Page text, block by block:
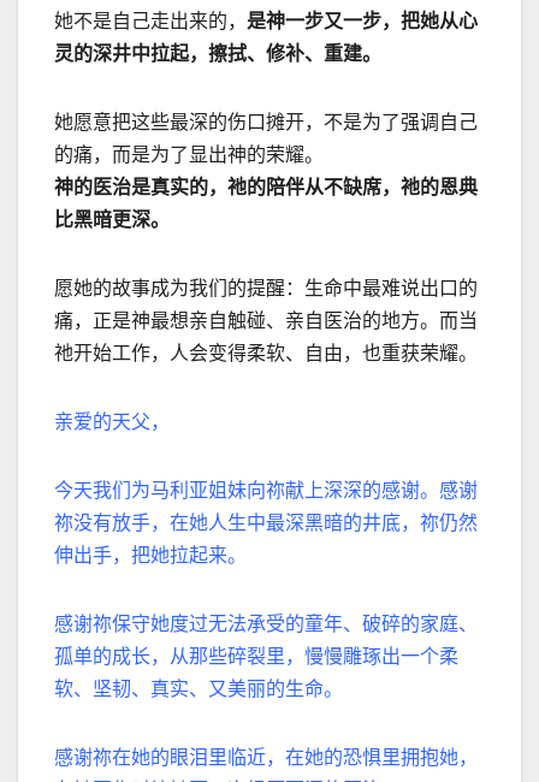
她不是自己走出来的， 是神一步又一步，把她从心
灵的深井中拉起，擦拭、修补、重建。
她愿意把这些最深的伤口摊开，不是为了强调自己
的痛，而是为了显出神的荣耀。
神的医治是真实的，祂的陪伴从不缺席，祂的恩典
比黑暗更深。
愿她的故事成为我们的提醒：生命中最难说出口的
痛，正是神最想亲自触碰、亲自医治的地方。而当
祂开始工作，人会变得柔软、自由，也重获荣耀。
亲爱的天父，
今天我们为马利亚姐妹向祢献上深深的感谢。感谢
祢没有放手，在她人生中最深黑暗的井底，祢仍然
伸出手，把她拉起来。
感谢祢保守她度过无法承受的童年、破碎的家庭、
孤单的成长，从那些碎裂里，慢慢雕琢出一个柔
软、坚韧、真实、又美丽的生命。
感谢祢在她的眼泪里临近，在她的恐惧里拥抱她，